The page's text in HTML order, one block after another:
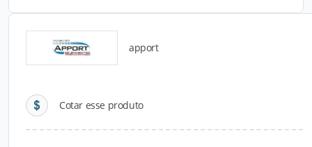
apport
Cotar esse produto
Detalhes do produto
Descrição do Produto